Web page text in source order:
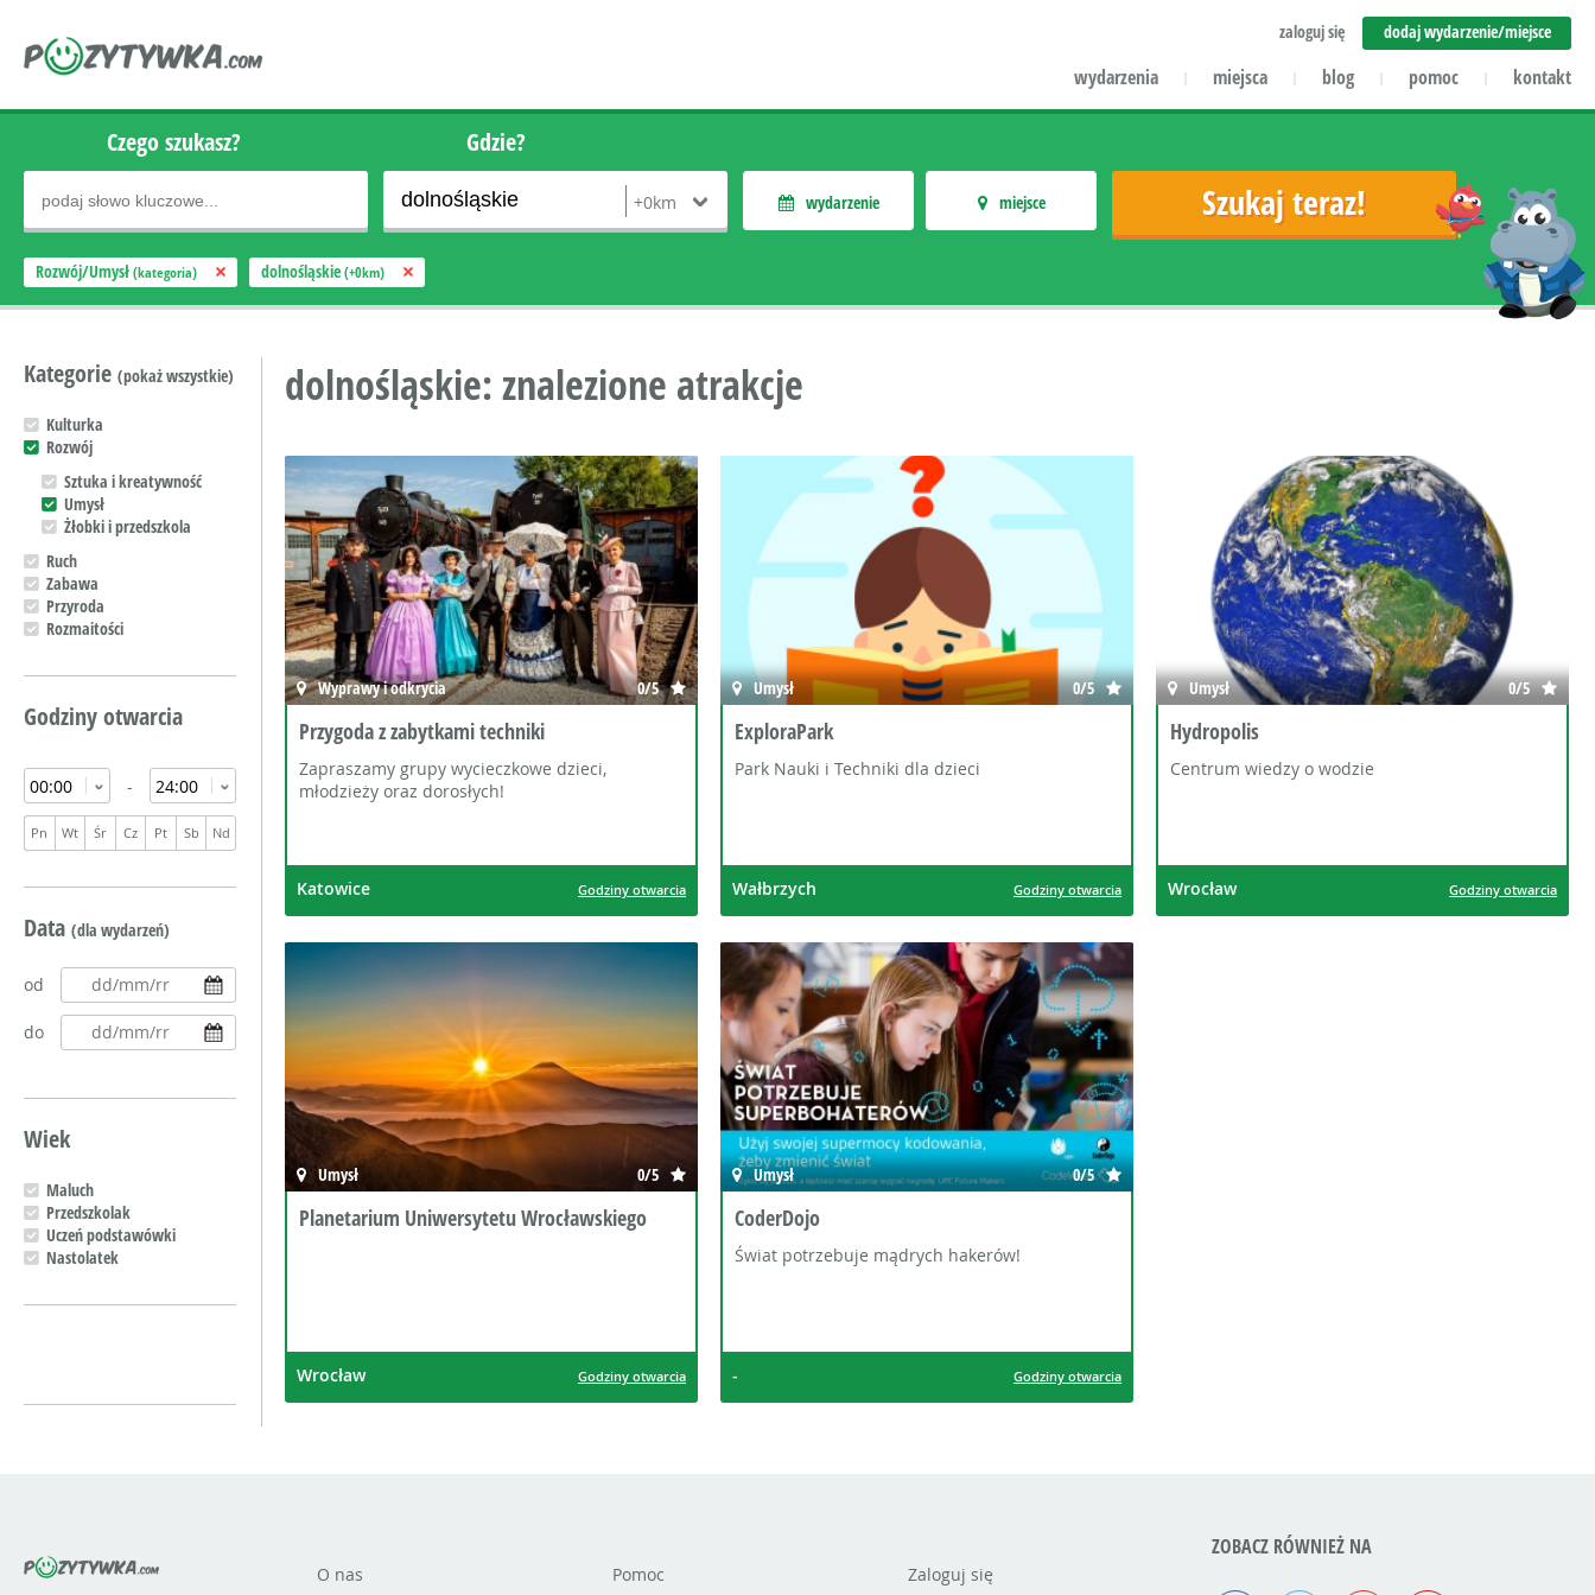
zaloguj się dodaj wydarzenie/miejsce
wydarzenia | miejsca | blog | pomoc | kontakt
Czego szukasz? Gdzie?
wydarzenie miejsce
Rozwój/Umysł (kategoria) dolnośląskie (+0km)
Kategorie (pokaż wszystkie)
Kulturka
Rozwój
Sztuka i kreatywność
Umysł
Żłobki i przedszkola
Ruch
Zabawa
Przyroda
Rozmaitości
Godziny otwarcia
-
Pn Wt Śr Cz Pt Sb Nd
Data (dla wydarzeń)
od
do
Wiek
Maluch
Przedszkolak
Uczeń podstawówki
Nastolatek
dolnośląskie: znalezione atrakcje
Wyprawy i odkrycia 0/5
Przygoda z zabytkami techniki
Zapraszamy grupy wycieczkowe dzieci,
młodzieży oraz dorosłych!
Katowice Godziny otwarcia
Umysł 0/5
ExploraPark
Park Nauki i Techniki dla dzieci
Wałbrzych Godziny otwarcia
Umysł 0/5
Hydropolis
Centrum wiedzy o wodzie
Wrocław Godziny otwarcia
Umysł 0/5
Planetarium Uniwersytetu Wrocławskiego
Wrocław Godziny otwarcia
Umysł 0/5
CoderDojo
Świat potrzebuje mądrych hakerów!
- Godziny otwarcia
O nas Pomoc Zaloguj się
ZOBACZ RÓWNIEŻ NA